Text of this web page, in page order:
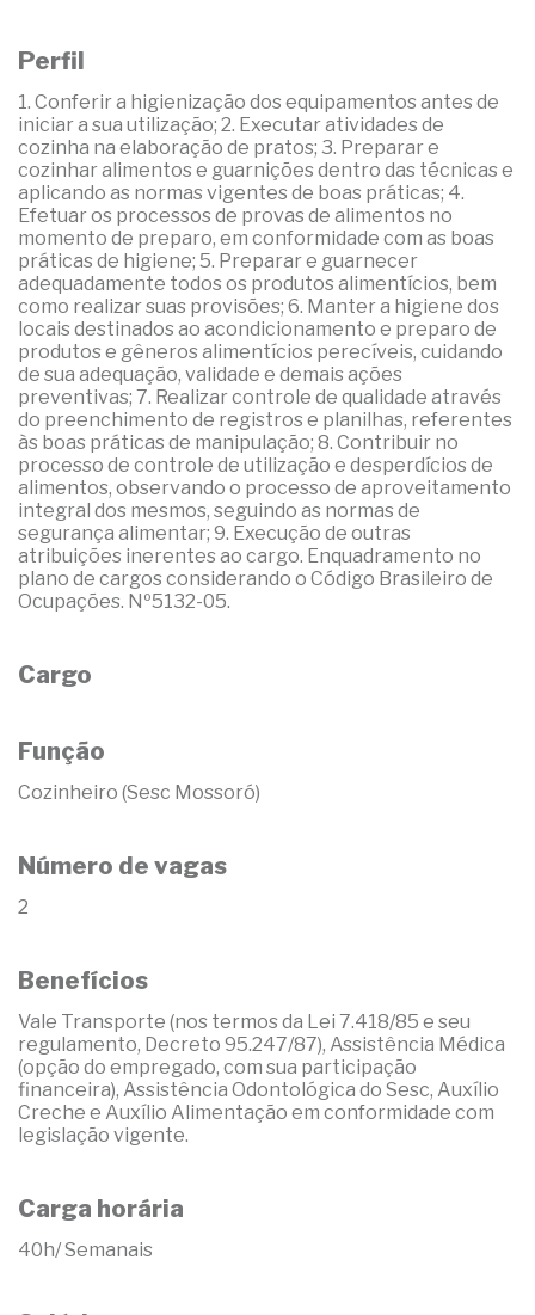
Perfil
1. Conferir a higienização dos equipamentos antes de
iniciar a sua utilização; 2. Executar atividades de
cozinha na elaboração de pratos; 3. Preparar e
cozinhar alimentos e guarnições dentro das técnicas e
aplicando as normas vigentes de boas práticas; 4.
Efetuar os processos de provas de alimentos no
momento de preparo, em conformidade com as boas
práticas de higiene; 5. Preparar e guarnecer
adequadamente todos os produtos alimentícios, bem
como realizar suas provisões; 6. Manter a higiene dos
locais destinados ao acondicionamento e preparo de
produtos e gêneros alimentícios perecíveis, cuidando
de sua adequação, validade e demais ações
preventivas; 7. Realizar controle de qualidade através
do preenchimento de registros e planilhas, referentes
às boas práticas de manipulação; 8. Contribuir no
processo de controle de utilização e desperdícios de
alimentos, observando o processo de aproveitamento
integral dos mesmos, seguindo as normas de
segurança alimentar; 9. Execução de outras
atribuições inerentes ao cargo. Enquadramento no
plano de cargos considerando o Código Brasileiro de
Ocupações. Nº5132-05.
Cargo
Função
Cozinheiro (Sesc Mossoró)
Número de vagas
2
Benefícios
Vale Transporte (nos termos da Lei 7.418/85 e seu
regulamento, Decreto 95.247/87), Assistência Médica
(opção do empregado, com sua participação
financeira), Assistência Odontológica do Sesc, Auxílio
Creche e Auxílio Alimentação em conformidade com
legislação vigente.
Carga horária
40h/ Semanais